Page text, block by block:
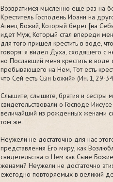
Возвратимся мысленно еще раз на
Креститель Господень Иоанн на
Агнец Божий, Который берет [на
идет Муж, Который стал впереди
для того пришел крестить в воде,
говоря: я видел Духа, сходящего с
но Пославший меня крестить в
пребывающего на Нем, Тот есть
что Сей есть Сын Божий» (Ин. 1, 29-
Слышите, слышите, братия и сестры
свидетельствовали о Господе
величайший из рожденных женами
том же.
Неужели не достаточно для нас
представления Его миру, как
свидетельства о Нем как Сыне
женами? Неужели не достаточно
ежегодно повторяемых в великий